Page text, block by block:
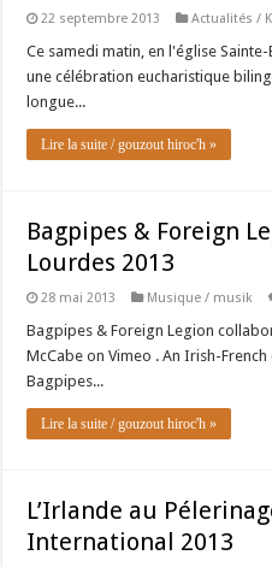
22 septembre 2013 Actualités /
Ce samedi matin, en l'église
une célébration eucharistique
longue...
Lire la suite / gouzout hiroc'h »
Bagpipes & Foreign
Lourdes 2013
28 mai 2013 Musique / musik
Bagpipes & Foreign Legion
McCabe on Vimeo . An Irish-
Bagpipes...
Lire la suite / gouzout hiroc'h »
L’Irlande au
International 2013